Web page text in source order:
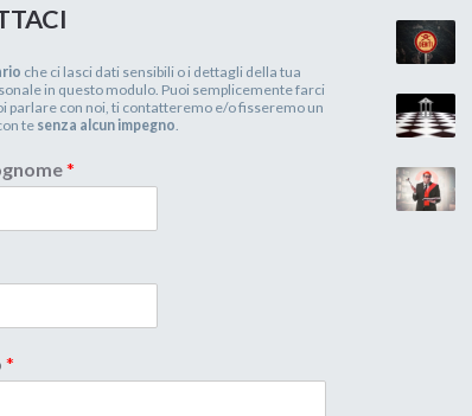
che ci lasci dati sensibili o i dettagli della tua
in questo modulo. Puoi semplicemente farci
parlare con noi, ti contatteremo e/o fisseremo un
tesenza alcun impegno
*
*